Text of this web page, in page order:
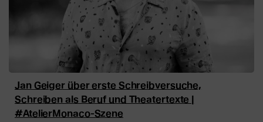
Jan Geiger über erste Schreibversuche,
Schreiben als Beruf und Theatertexte |
#AtelierMonaco-Szene